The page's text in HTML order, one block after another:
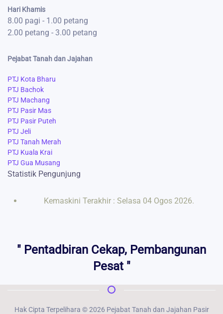
Hari Khamis
8.00 pagi - 1.00 petang
2.00 petang - 3.00 petang
Pejabat Tanah dan Jajahan
PTJ Kota Bharu
PTJ Bachok
PTJ Machang
PTJ Pasir Mas
PTJ Pasir Puteh
PTJ Jeli
PTJ Tanah Merah
PTJ Kuala Krai
PTJ Gua Musang
Statistik Pengunjung
Kemaskini Terakhir : Selasa 04 Ogos 2026.
" Pentadbiran Cekap, Pembangunan
Pesat "
Hak Cipta Terpelihara ©2026 Pejabat Tanah dan Jajahan Pasir